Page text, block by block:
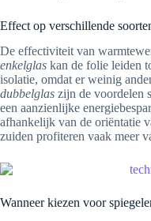
Effect op verschillende
De effectiviteit van
enkelglas kan de folie leiden
isolatie, omdat er weinig
dubbelglas zijn de voordelen
een aanzienlijke
afhankelijk van de oriëntatie
zuiden profiteren vaak meer
Wanneer kiezen voor